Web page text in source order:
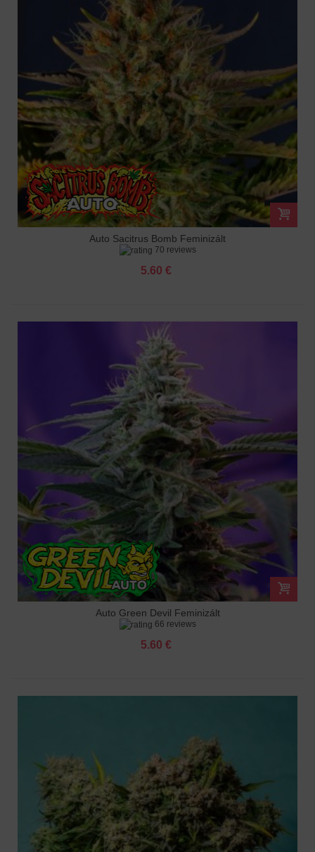
Auto Sacitrus Bomb Feminizált
70 reviews
5.60 €
Auto Green Devil Feminizált
66 reviews
5.60 €